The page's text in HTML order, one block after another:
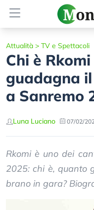
Attualità > TV e Spettacoli
Chi è
guadagna
a Sanremo
Luna Luciano 07/02/
Rkomi è uno dei
2025: chi è, quanto
brano in gara?